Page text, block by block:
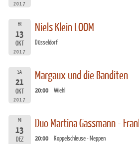
2017
FR
13
OKT
2017
Niels Klein LOOM
Düsseldorf
SA
21
OKT
2017
Margaux und die Banditen
20:00 Wiehl
MI
13
DEZ
Duo Martina Gassmann -
20:00 Koppelschleuse - Meppen